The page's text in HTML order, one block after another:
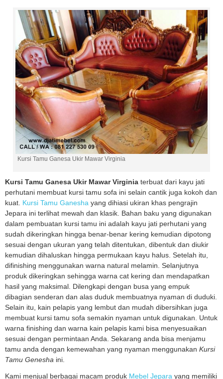
Kursi Tamu Ganesa Ukir Mawar Virginia
Kursi Tamu Ganesa Ukir Mawar Virginia terbuat dari kayu jati
perhutani membuat kursi tamu sofa ini selain cantik juga kokoh dan
kuat. Kursi Tamu Ganesha yang dihiasi ukiran khas pengrajin
Jepara ini terlihat mewah dan klasik. Bahan baku yang digunakan
dalam pembuatan kursi tamu ini adalah kayu jati perhutani yang
sudah dikeringkan hingga benar-benar kering kemudian dipotong
sesuai dengan ukuran yang telah ditentukan, dibentuk dan diukir
kemudian dihaluskan hingga permukaan kayu halus. Setelah itu,
difinishing menggunakan warna natural melamin. Selanjutnya
produk dikeringkan sehingga warna cat kering dan mendapatkan
hasil yang maksimal. Dilengkapi dengan busa yang empuk
dibagian senderan dan alas duduk membuatnya nyaman di duduki.
Selain itu, kain pelapis yang lembut dan mudah dibersihkan juga
membuat kursi tamu sofa semakin nyaman untuk digunakan. Untuk
warna finishing dan warna kain pelapis kami bisa menyesuaikan
sesuai dengan permintaan Anda. Sekarang anda bisa menjamu
tamu anda dengan kemewahan yang nyaman menggunakan Kursi
Tamu Genesha ini.
Kami menjual berbagai macam produk Mebel Jepara yang memiliki